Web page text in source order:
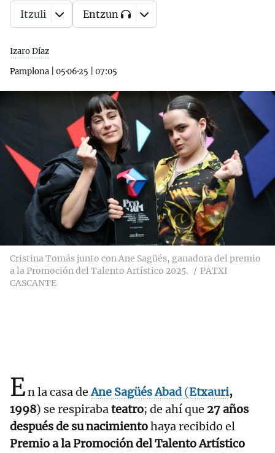
Izaro Díaz
Pamplona
05·06·25 07:05
Itzuli Entzun
Cristina Tomás junto con Ane Sagüés, ganadora del premio
a la Promoción del Talento Artístico 2025.
PATXI
CASCANTE
En la casa deAne Sagüés Abad(Etxauri,
1998) se respirabateatro; de ahí que 27 años
después de su nacimientohaya recibido el
Premio a la Promoción del Talento Artístico